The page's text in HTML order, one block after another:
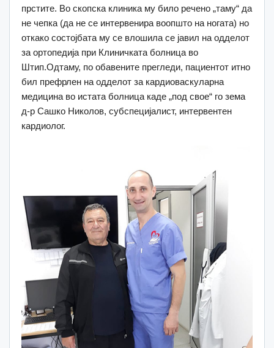
прстите. Во скопска клиника му било речено „таму“ да
не чепка (да не се интервенира воопшто на ногата) но
откако состојбата му се влошила се јавил на одделот
за ортопедија при Клиничката болница во
Штип.Одтаму, по обавените прегледи, пациентот итно
бил префрлен на одделот за кардиоваскуларна
медицина во истата болница каде „под свое“ го зема
д-р Сашко Николов, субспецијалист, интервентен
кардиолог.